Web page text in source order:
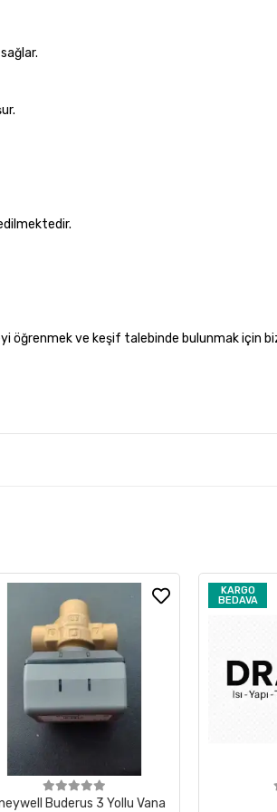
öğrenmek ve keşif talebinde bulunmak için
Buderus 3 Yollu Vana
KARGO
BEDAVA